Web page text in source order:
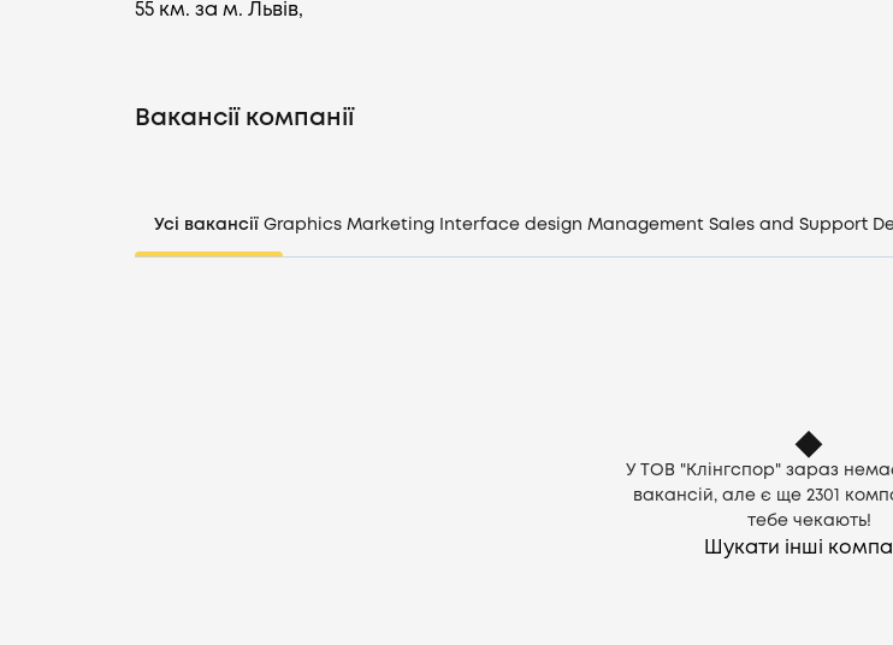
CV генератор
55 км. за м. Львів,
Вакансії компанії
Усі вакансії Graphics Marketing Interface design Management Sales and Support
У ТОВ "Клінгспор" зараз
вакансій, але є ще 2301
тебе чекають!
Шукати інші